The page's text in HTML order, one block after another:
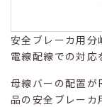
安全ブレーカ用分
電線配線での対応
母線バーの配置が
品の安全ブレー